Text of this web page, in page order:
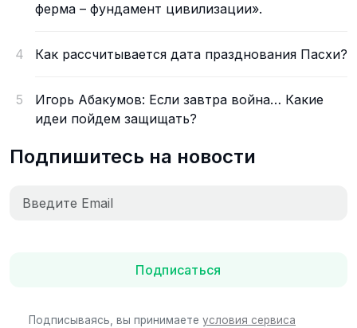
ферма – фундамент цивилизации».
4 Как рассчитывается дата празднования Пасхи?
5
Игорь Абакумов: Если завтра война… Какие
идеи пойдем защищать?
Подпишитесь на новости
Подписаться
Подписываясь, вы принимаете условия сервиса